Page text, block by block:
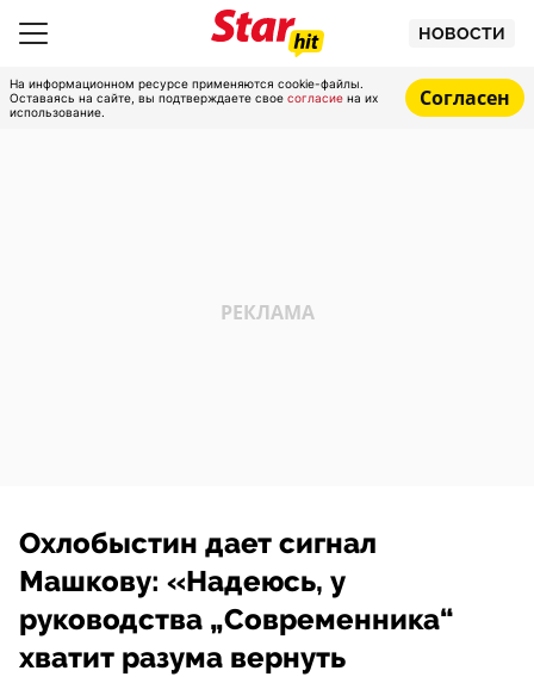
НОВОСТИ
На информационном ресурсе применяются cookie-файлы.
Оставаясь на сайте, вы подтверждаете свое согласие на их
использование.
Согласен
Охлобыстин дает сигнал
Машкову: «Надеюсь, у
руководства „Современника“
хватит разума вернуть